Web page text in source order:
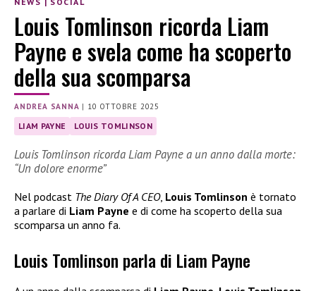
Louis Tomlinson ricorda Liam
Payne e svela come ha scoperto
della sua scomparsa
ANDREA SANNA | 10 OTTOBRE 2025
LIAM PAYNE LOUIS TOMLINSON
Louis Tomlinson ricorda Liam Payne a un anno dalla morte:
“Un dolore enorme”
Nel podcast The Diary Of A CEO, Louis Tomlinson è tornato
a parlare di Liam Payne e di come ha scoperto della sua
scomparsa un anno fa.
Louis Tomlinson parla di Liam Payne